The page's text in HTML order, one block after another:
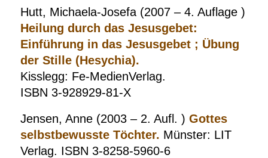
Hutt, Michaela-Josefa (2007 – 4. Auflage )
Heilung durch das Jesusgebet:
Einführung in das Jesusgebet ; Übung
der Stille (Hesychia).
Kisslegg: Fe-MedienVerlag.
ISBN 3-928929-81-X
Jensen, Anne (2003 – 2. Aufl. ) Gottes
selbstbewusste Töchter. Münster: LIT
Verlag. ISBN 3-8258-5960-6